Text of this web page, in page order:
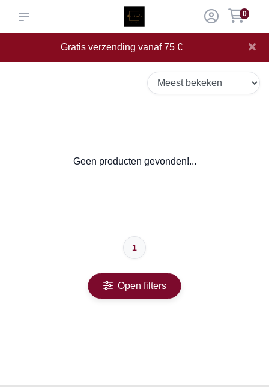
0
Gratis verzending vanaf 75 € ×
Geen producten gevonden!...
1
Open filters